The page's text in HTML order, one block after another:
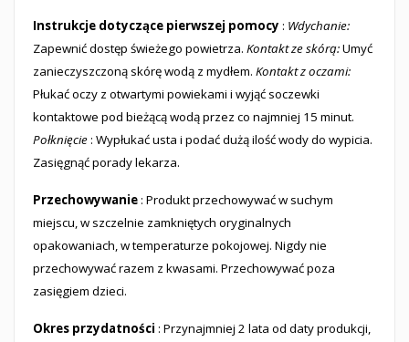
Instrukcje dotyczące pierwszej pomocy : Wdychanie:
Zapewnić dostęp świeżego powietrza. Kontakt ze skórą:Umyć
zanieczyszczoną skórę wodą z mydłem. Kontakt z oczami:
Płukać oczy z otwartymi powiekami i wyjąć soczewki
kontaktowe pod bieżącą wodą przez co najmniej 15 minut.
Połknięcie : Wypłukać usta i podać dużą ilość wody do wypicia.
Zasięgnąć porady lekarza.
Przechowywanie : Produkt przechowywać w suchym
miejscu, w szczelnie zamkniętych oryginalnych
opakowaniach, w temperaturze pokojowej. Nigdy nie
przechowywać razem z kwasami. Przechowywać poza
zasięgiem dzieci.
Okres przydatności : Przynajmniej 2 lata od daty produkcji,